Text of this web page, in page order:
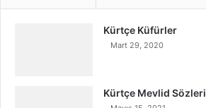
Kürtçe Küfürler
Mart 29, 2020
Kürtçe Mevlid Sözleri